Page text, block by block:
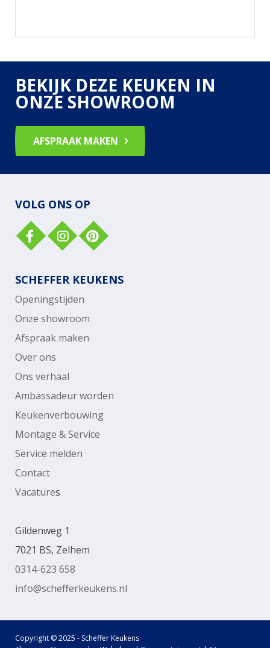
BEKIJK DEZE KEUKEN IN
ONZE SHOWROOM
AFSPRAAK MAKEN
VOLG ONS OP
SCHEFFER KEUKENS
Openingstijden
Onze showroom
Afspraak maken
Over ons
Ons verhaal
Ambassadeur worden
Keukenverbouwing
Montage & Service
Service melden
Contact
Vacatures
Gildenweg 1
7021 BS, Zelhem
0314-623 658
info@schefferkeukens.nl
Copyright © 2025 - Scheffer Keukens